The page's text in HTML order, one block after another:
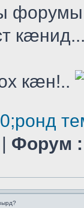
кæн!..
Форум :